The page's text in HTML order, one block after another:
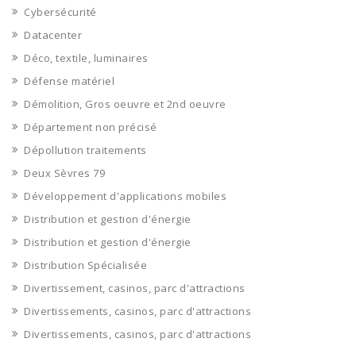
Cybersécurité
Datacenter
Déco, textile, luminaires
Défense matériel
Démolition, Gros oeuvre et 2nd oeuvre
Département non précisé
Dépollution traitements
Deux Sèvres 79
Développement d'applications mobiles
Distribution et gestion d'énergie
Distribution et gestion d'énergie
Distribution Spécialisée
Divertissement, casinos, parc d'attractions
Divertissements, casinos, parc d'attractions
Divertissements, casinos, parc d'attractions